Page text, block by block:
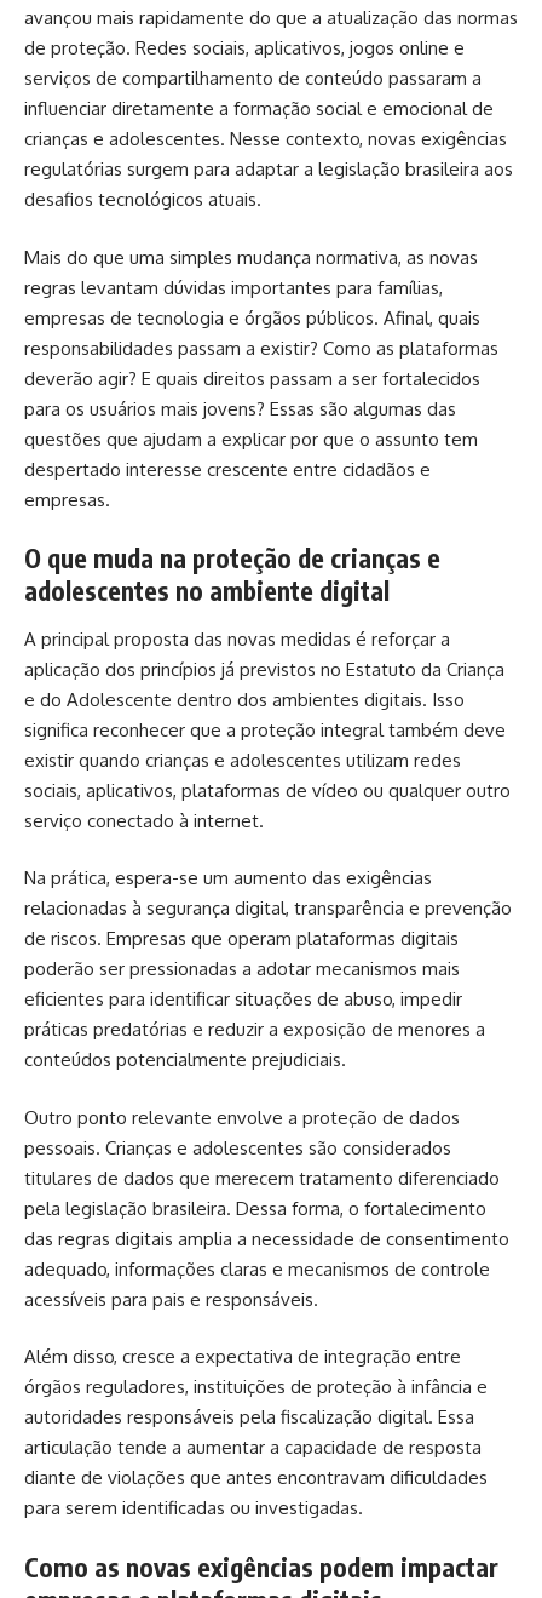
avançou mais rapidamente do que a atualização das normas
de proteção. Redes sociais, aplicativos, jogos online e
serviços de compartilhamento de conteúdo passaram a
influenciar diretamente a formação social e emocional de
crianças e adolescentes. Nesse contexto, novas exigências
regulatórias surgem para adaptar a legislação brasileira aos
desafios tecnológicos atuais.
Mais do que uma simples mudança normativa, as novas
regras levantam dúvidas importantes para famílias,
empresas de tecnologia e órgãos públicos. Afinal, quais
responsabilidades passam a existir? Como as plataformas
deverão agir? E quais direitos passam a ser fortalecidos
para os usuários mais jovens? Essas são algumas das
questões que ajudam a explicar por que o assunto tem
despertado interesse crescente entre cidadãos e
empresas.
O que muda na proteção de crianças e
adolescentes no ambiente digital
A principal proposta das novas medidas é reforçar a
aplicação dos princípios já previstos no Estatuto da Criança
e do Adolescente dentro dos ambientes digitais. Isso
significa reconhecer que a proteção integral também deve
existir quando crianças e adolescentes utilizam redes
sociais, aplicativos, plataformas de vídeo ou qualquer outro
serviço conectado à internet.
Na prática, espera-se um aumento das exigências
relacionadas à segurança digital, transparência e prevenção
de riscos. Empresas que operam plataformas digitais
poderão ser pressionadas a adotar mecanismos mais
eficientes para identificar situações de abuso, impedir
práticas predatórias e reduzir a exposição de menores a
conteúdos potencialmente prejudiciais.
Outro ponto relevante envolve a proteção de dados
pessoais. Crianças e adolescentes são considerados
titulares de dados que merecem tratamento diferenciado
pela legislação brasileira. Dessa forma, o fortalecimento
das regras digitais amplia a necessidade de consentimento
adequado, informações claras e mecanismos de controle
acessíveis para pais e responsáveis.
Além disso, cresce a expectativa de integração entre
órgãos reguladores, instituições de proteção à infância e
autoridades responsáveis pela fiscalização digital. Essa
articulação tende a aumentar a capacidade de resposta
diante de violações que antes encontravam dificuldades
para serem identificadas ou investigadas.
Como as novas exigências podem impactar